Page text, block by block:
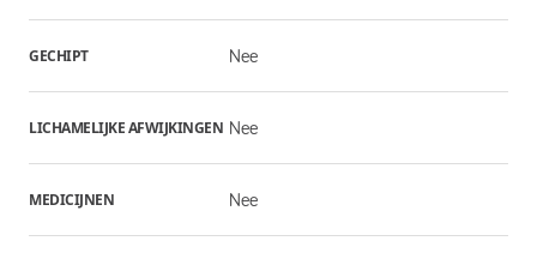
GECHIPT Nee
LICHAMELIJKE AFWIJKINGEN Nee
MEDICIJNEN Nee